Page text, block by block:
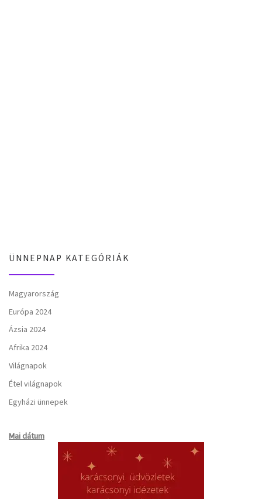
ÜNNEPNAP KATEGÓRIÁK
Magyarország
Európa 2024
Ázsia 2024
Afrika 2024
Világnapok
Étel világnapok
Egyházi ünnepek
Mai dátum